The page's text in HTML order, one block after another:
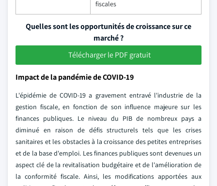
fiscales
Quelles sont les opportunités de croissance sur ce
marché ?
Télécharger le PDF gratuit
Impact de la pandémie de COVID-19
L'épidémie de COVID-19 a gravement entravé l'industrie de la
gestion fiscale, en fonction de son influence majeure sur les
finances publiques. Le niveau du PIB de nombreux pays a
diminué en raison de défis structurels tels que les crises
sanitaires et les obstacles à la croissance des petites entreprises
et de la base d'emploi. Les finances publiques sont devenues un
aspect clé de la revitalisation budgétaire et de l'amélioration de
la conformité fiscale. Ainsi, les modifications apportées aux